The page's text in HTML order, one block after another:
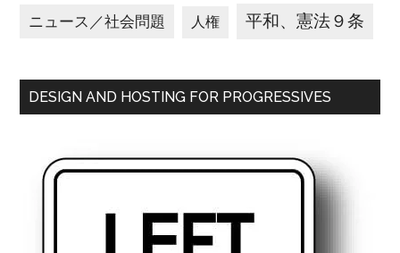
ニュース／社会問題 人権 平和、憲法９条
DESIGN AND HOSTING FOR PROGRESSIVES